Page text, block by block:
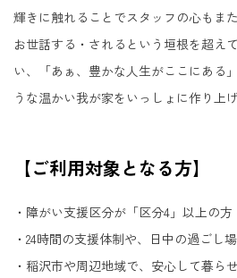
輝きに触れることでスタッフの心もま
お世話する・されるという垣根を超え
い、「あぁ、豊かな人生がここにある
うな温かい我が家をいっしょに作り上
【ご利用対象となる方】
・障がい支援区分が「区分4」以上の方
・24時間の支援体制や、日中の過ごし
・稲沢市や周辺地域で、安心して暮ら